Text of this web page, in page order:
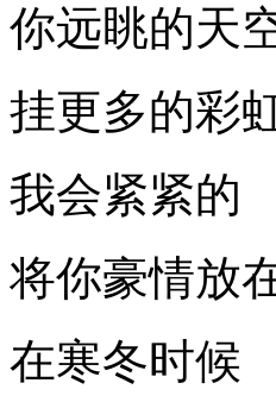
你远眺的天
挂更多的彩
我会紧紧的
将你豪情放
在寒冬时候